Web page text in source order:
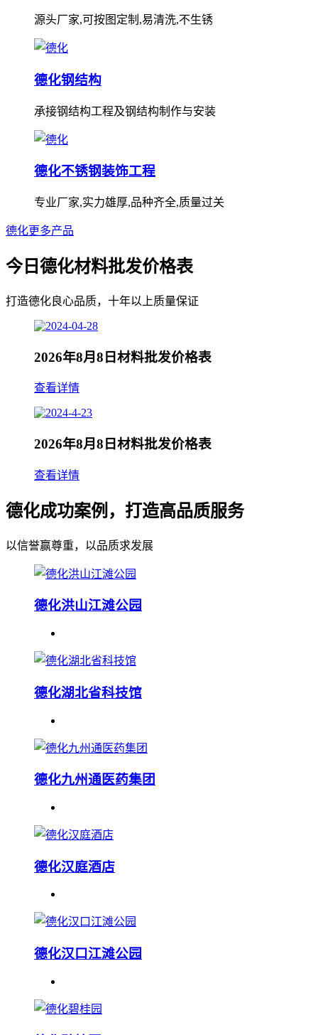
源头厂家,可按图定制,易清洗,不生锈
德化钢结构
承接钢结构工程及钢结构制作与安装
德化不锈钢装饰工程
专业厂家,实力雄厚,品种齐全,质量过关
德化更多产品
今日德化材料批发价格表
打造德化良心品质，十年以上质量保证
2026年8月8日材料批发价格表
查看详情
2026年8月8日材料批发价格表
查看详情
德化成功案例，打造高品质服务
以信誉赢尊重，以品质求发展
德化洪山江滩公园
德化湖北省科技馆
德化九州通医药集团
德化汉庭酒店
德化汉口江滩公园